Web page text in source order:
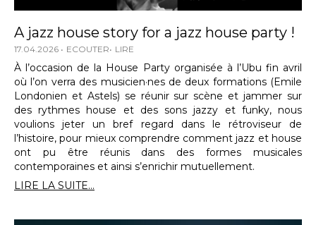
A jazz house story for a jazz house party !
17.04.2026 ECOUTER LIRE
À l’occasion de la House Party organisée à l’Ubu fin avril
où l’on verra des musicien·nes de deux formations (Emile
Londonien et Astels) se réunir sur scène et jammer sur
des rythmes house et des sons jazzy et funky, nous
voulions jeter un bref regard dans le rétroviseur de
l’histoire, pour mieux comprendre comment jazz et house
ont pu être réunis dans des formes musicales
contemporaines et ainsi s’enrichir mutuellement.
LIRE LA SUITE...